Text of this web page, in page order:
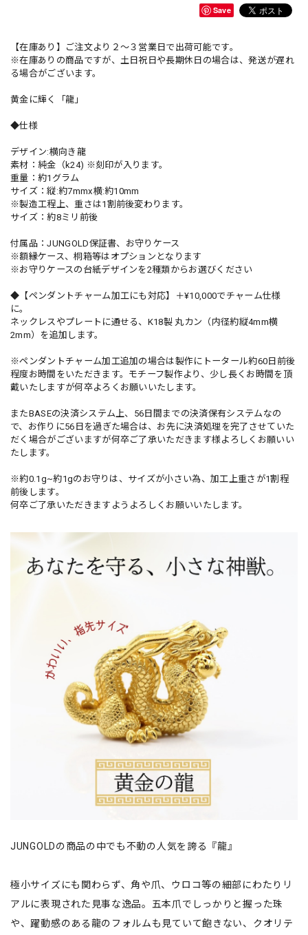
Save
【在庫あり】ご注文より２〜３営業日で出荷可能です。
※在庫ありの商品ですが、土日祝日や長期休日の場合は、発送が遅れ
る場合がございます。
黄金に輝く「龍」
◆仕様
デザイン:横向き龍
素材：純金（k24) ※刻印が入ります。
重量：約1グラム
サイズ：縦:約7mmx横:約10mm
※製造工程上、重さは1割前後変わります。
サイズ：約8ミリ前後
付属品：JUNGOLD保証書、お守りケース
※額縁ケース、桐箱等はオプションとなります
※お守りケースの台紙デザインを2種類からお選びください
◆【ペンダントチャーム加工にも対応】＋¥10,000でチャーム仕様
に。
ネックレスやプレートに通せる、K18製 丸カン（内径約縦4mm横
2mm）を追加します。
※ペンダントチャーム加工追加の場合は製作にトータール約60日前後
程度お時間をいただきます。モチーフ製作より、少し長くお時間を頂
戴いたしますが何卒よろくお願いいたします。
またBASEの決済システム上、56日間までの決済保有システムなの
で、お作りに56日を過ぎた場合は、お先に決済処理を完了させていた
だく場合がございますが何卒ご了承いただきます様よろしくお願いい
たします。
※約0.1g~約1gのお守りは、サイズが小さい為、加工上重さが1割程
前後します。
何卒ご了承いただきますようよろしくお願いいたします。
JUNGOLDの商品の中でも不動の人気を誇る『龍』
極小サイズにも関わらず、角や爪、ウロコ等の細部にわたりリ
アルに表現された見事な逸品。五本爪でしっかりと握った珠
や、躍動感のある龍のフォルムも見ていて飽きない、クオリテ